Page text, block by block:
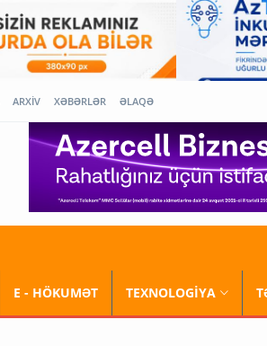
ARXİV XƏBƏRLƏR ƏLAQƏ
E - HÖKUMƏT TEXNOLOGİYA